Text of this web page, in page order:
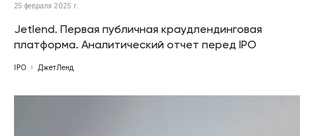
25 февраля 2025 г.
Jetlend. Первая публичная краудлендинговая
платформа. Аналитический отчет перед IPO
IPO ДжетЛенд